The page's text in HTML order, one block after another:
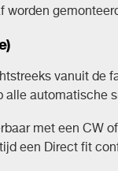
worden
vanuit de
alle automatische
met een CW
een Direct fit